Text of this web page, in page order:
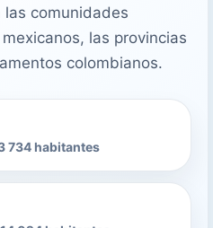
comunidades
las provincias
colombianos.
734 habitantes